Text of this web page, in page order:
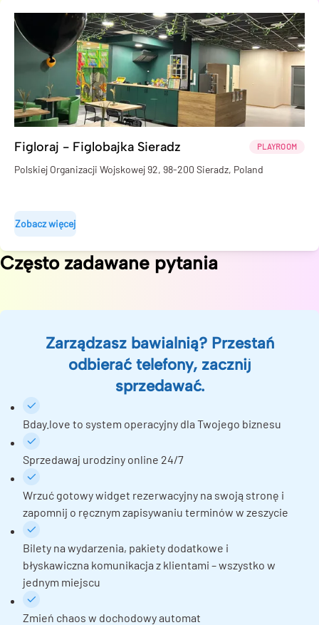
Figloraj - Figlobajka Sieradz PLAYROOM
Polskiej Organizacji Wojskowej 92, 98-200 Sieradz, Poland
Zobacz więcej
Często zadawane pytania
Zarządzasz bawialnią? Przestań
odbierać telefony, zacznij
sprzedawać.
Bday.love to system operacyjny dla Twojego biznesu
Sprzedawaj urodziny online 24/7
Wrzuć gotowy widget rezerwacyjny na swoją stronę i
zapomnij o ręcznym zapisywaniu terminów w zeszycie
Bilety na wydarzenia, pakiety dodatkowe i
błyskawiczna komunikacja z klientami – wszystko w
jednym miejscu
Zmień chaos w dochodowy automat